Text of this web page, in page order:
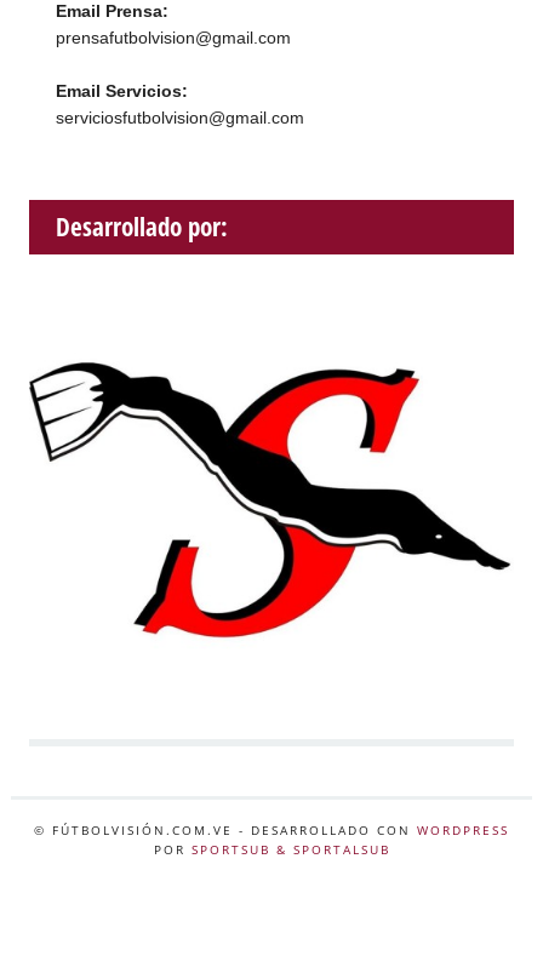
Email Prensa:
prensafutbolvision@gmail.com
Email Servicios:
serviciosfutbolvision@gmail.com
Desarrollado por:
© FÚTBOLVISIÓN.COM.VE - DESARROLLADO CON WORDPRESS
POR SPORTSUB & SPORTALSUB